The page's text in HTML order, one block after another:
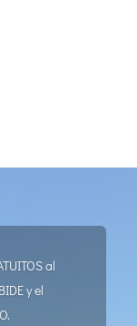
al
y el